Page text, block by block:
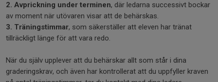
2. Avprickning under terminen, där ledarna successivt bockar
av moment när utövaren visar att de behärskas.
3. Träningstimmar, som säkerställer att eleven har tränat
tillräckligt länge för att vara redo.
När du själv upplever att du behärskar allt som står i dina
graderingskrav, och även har kontrollerat att du uppfyller kraven